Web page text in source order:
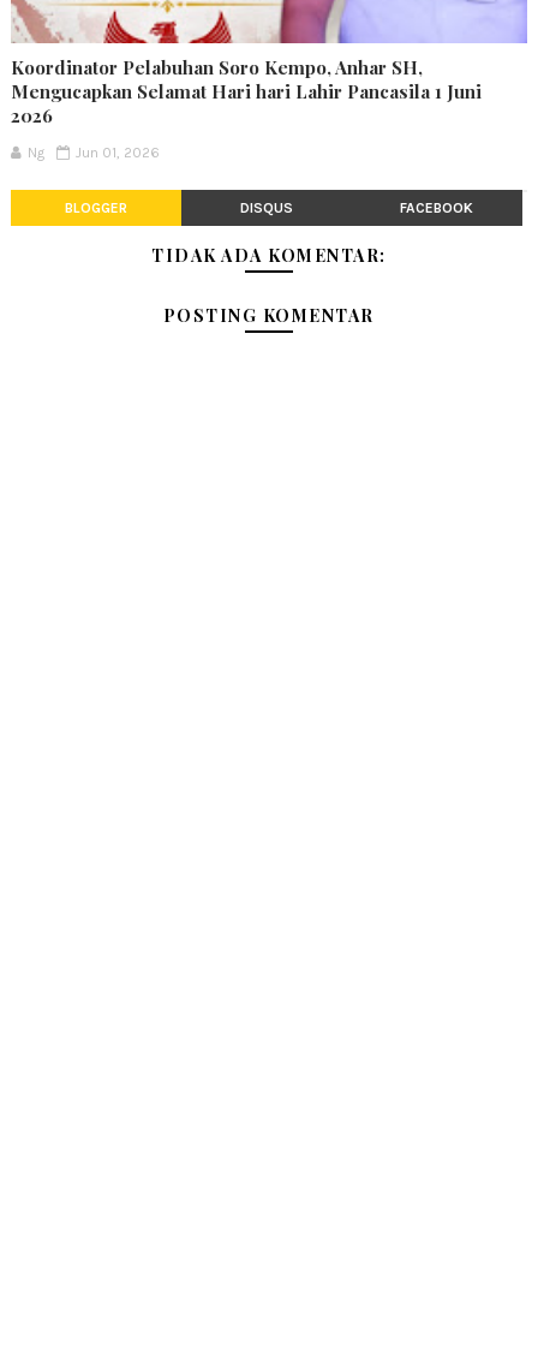
Koordinator Pelabuhan Soro Kempo, Anhar SH,
Mengucapkan Selamat Hari hari Lahir Pancasila 1 Juni
2026
Ng Jun 01, 2026
BLOGGER DISQUS FACEBOOK
TIDAK ADA KOMENTAR:
POSTING KOMENTAR